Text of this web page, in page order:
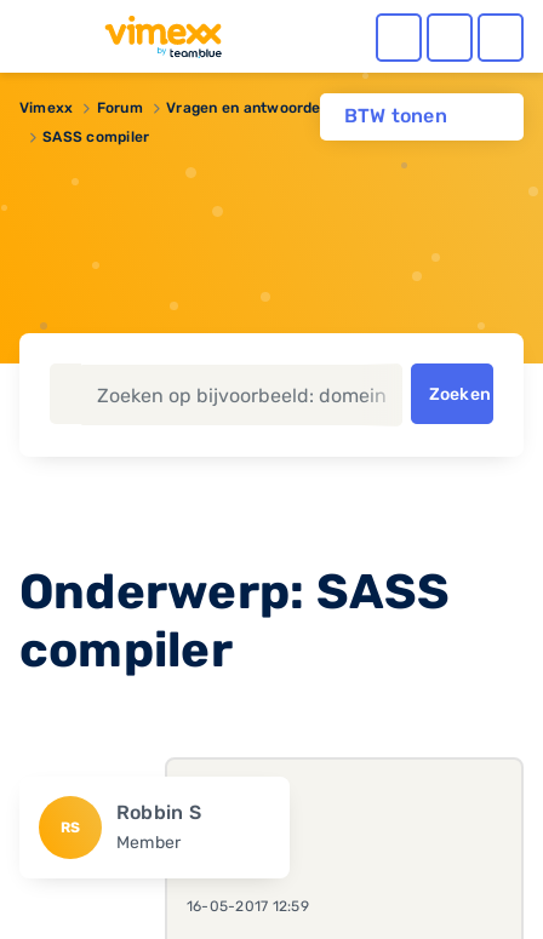
BTW tonen
Vimexx Forum Vragen en antwoorden
Webhosting
SASS compiler
Zoeken
Onderwerp: SASS
compiler
RS
Robbin S
Member
16-05-2017 12:59